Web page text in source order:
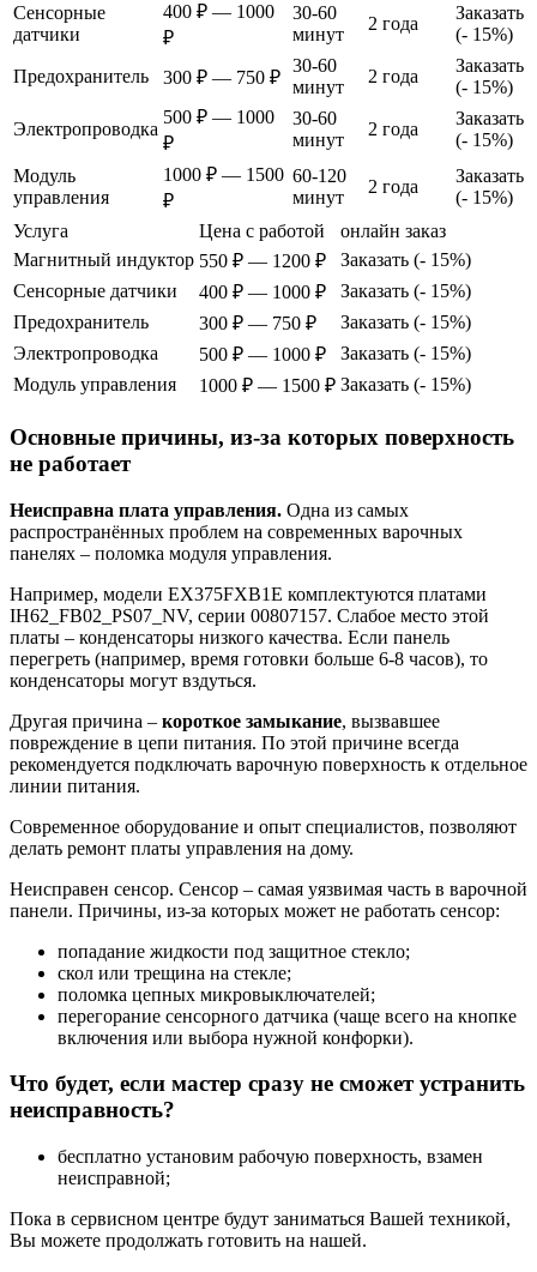
Сенсорные
датчики
400 ₽ — 1000
₽
30-60
минут
2 года
Заказать
(- 15%)
Предохранитель 300 ₽ — 750 ₽
30-60
минут
2 года
Заказать
(- 15%)
Электропроводка
500 ₽ — 1000
₽
30-60
минут
2 года
Заказать
(- 15%)
Модуль
управления
1000 ₽ — 1500
₽
60-120
минут
2 года
Заказать
(- 15%)
Услуга
Цена с работой
онлайн заказ
Магнитный индуктор 550 ₽ — 1200 ₽
Заказать (- 15%)
Сенсорные датчики
400 ₽ — 1000 ₽
Заказать (- 15%)
Предохранитель
300 ₽ — 750 ₽
Заказать (- 15%)
Электропроводка
500 ₽ — 1000 ₽
Заказать (- 15%)
Модуль управления
1000 ₽ — 1500 ₽ Заказать (- 15%)
Основные причины, из-за которых поверхность
не работает
Неисправна плата управления. Одна из самых
распространённых проблем на современных варочных
панелях – поломка модуля управления.
Например, модели EX375FXB1E комплектуются платами
IH62_FB02_PS07_NV, серии 00807157. Слабое место этой
платы – конденсаторы низкого качества. Если панель
перегреть (например, время готовки больше 6-8 часов), то
конденсаторы могут вздуться.
Другая причина – короткое замыкание, вызвавшее
повреждение в цепи питания. По этой причине всегда
рекомендуется подключать варочную поверхность к отдельное
линии питания.
Современное оборудование и опыт специалистов, позволяют
делать ремонт платы управления на дому.
Неисправен сенсор. Сенсор – самая уязвимая часть в варочной
панели. Причины, из-за которых может не работать сенсор:
попадание жидкости под защитное стекло;
скол или трещина на стекле;
поломка цепных микровыключателей;
перегорание сенсорного датчика (чаще всего на кнопке
включения или выбора нужной конфорки).
Что будет, если мастер сразу не сможет устранить
неисправность?
бесплатно установим рабочую поверхность, взамен
неисправной;
Пока в сервисном центре будут заниматься Вашей техникой,
Вы можете продолжать готовить на нашей.